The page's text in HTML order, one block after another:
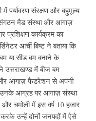
पर्यावरण संरक्षण और बहुमूल्य
संगठन मैड संस्था और आगाज़
प्रशिक्षण कार्यक्रम का
आर्ची बिष्ट ने बताया कि
या सीड बम बनाने के
उत्तराखण्ड में बीज बम
और आगाज़ फैडरेशन से अपनी
उनके आग्रह पर आगाज़ संस्था
चमोली में इस वर्ष 10 हजार
करके उन्हें दोनों जनपदों में ऐसे